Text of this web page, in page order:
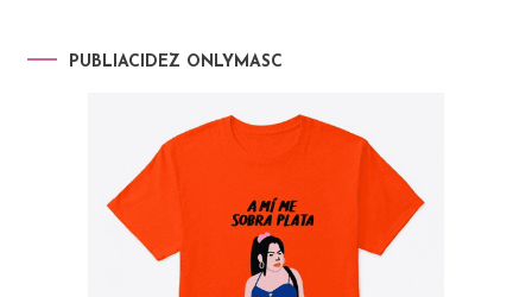
PUBLIACIDEZ ONLYMASC